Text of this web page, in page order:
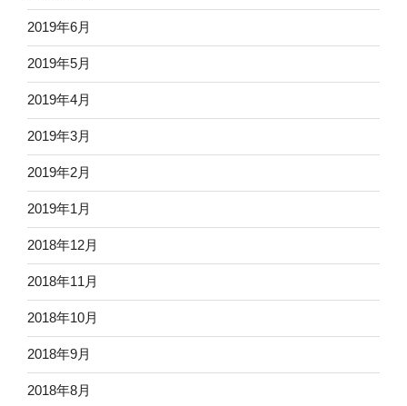
2019年6月
2019年5月
2019年4月
2019年3月
2019年2月
2019年1月
2018年12月
2018年11月
2018年10月
2018年9月
2018年8月